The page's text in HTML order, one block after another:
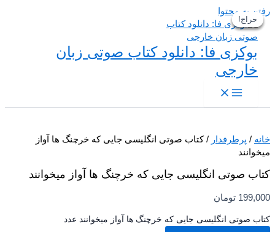
به محتوا
بوکزی فا: دانلود کتاب صوتی زبان
خارجی
/پرطرفدار / کتاب صوتی انگلیسی جایی که خرچنگ ها آواز
صوتی انگلیسی جایی که خرچنگ ها آواز میخوانند
تومان
صوتی انگلیسی جایی که خرچنگ ها آواز میخوانند عدد
حراج!
حراج!
حراج!
حراج!